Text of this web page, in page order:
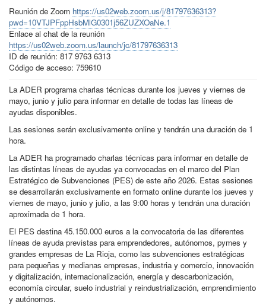
Reunión de Zoom https://us02web.zoom.us/j/81797636313?
pwd=10VTJPFppHsbMlG0301j56ZUZXOaNe.1
Enlace al chat de la reunión
https://us02web.zoom.us/launch/jc/81797636313
ID de reunión: 817 9763 6313
Código de acceso: 759610
La ADER programa charlas técnicas durante los jueves y viernes de
mayo, junio y julio para informar en detalle de todas las líneas de
ayudas disponibles.
Las sesiones serán exclusivamente online y tendrán una duración de 1
hora.
La ADER ha programado charlas técnicas para informar en detalle de
las distintas líneas de ayudas ya convocadas en el marco del Plan
Estratégico de Subvenciones (PES) de este año 2026. Estas sesiones
se desarrollarán exclusivamente en formato online durante los jueves y
viernes de mayo, junio y julio, a las 9:00 horas y tendrán una duración
aproximada de 1 hora.
El PES destina 45.150.000 euros a la convocatoria de las diferentes
líneas de ayuda previstas para emprendedores, autónomos, pymes y
grandes empresas de La Rioja, como las subvenciones estratégicas
para pequeñas y medianas empresas, industria y comercio, innovación
y digitalización, internacionalización, energía y descarbonización,
economía circular, suelo industrial y reindustrialización, emprendimiento
y autónomos.